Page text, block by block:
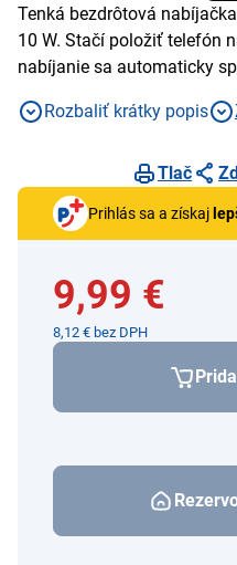
Tenká bezdrôtová
10 W. Stačí položiť telefón
nabíjanie sa automaticky
Rozbaliť krátky popis
Tlač
Prihlás sa a získaj
9,99 €
8,12 € bez DPH